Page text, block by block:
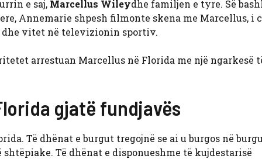
e saj, Marcellus Wileydhe familjen e tyre. Së
Annemarie shpesh filmonte skena me Marcellus, i
vitet në televizionin sportiv.
arrestuan Marcellus në Florida me një ngarkesë
gjatë fundjavës
Të dhënat e burgut tregojnë se ai u burgos në
Të dhënat e disponueshme të kujdestarisë